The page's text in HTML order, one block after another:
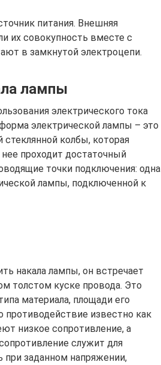
питания. Внешняя
их совокупность вместе с
в замкнутой электроцепи.
лампы
электрического тока
электрической лампы – это
стеклянной колбы, которая
нее проходит достаточный
точки подключения: одна
лампы, подключенной к
накала лампы, он встречает
толстом куске провода. Это
материала, площади его
противодействие известно как
низкое сопротивление, а
служит для
при заданном напряжении,